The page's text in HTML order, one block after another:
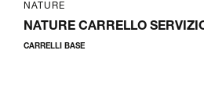
NATURE
NATURE CARRELLO
CARRELLI BASE